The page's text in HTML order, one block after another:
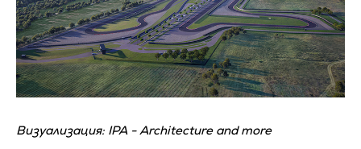
Визуализация: IPA - Architecture and more